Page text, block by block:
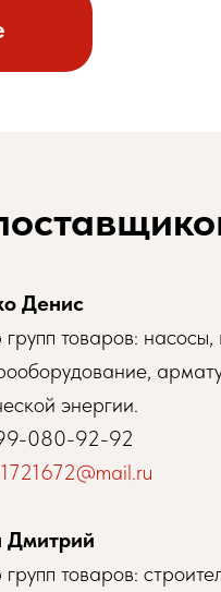
Денис
товаров: насосы,
энергии.
080-92-92
1721672@mail.ru
Дмитрий
товаров: